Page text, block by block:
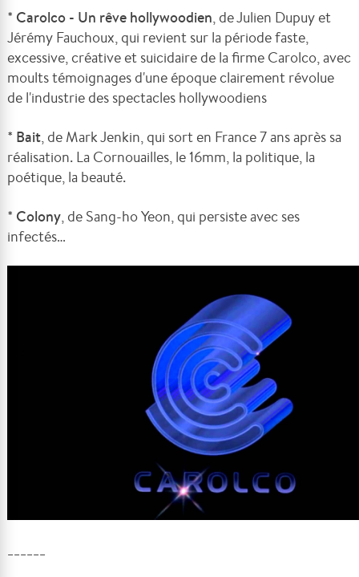
* Carolco - Un rêve hollywoodien, de Julien Dupuy et
Jérémy Fauchoux, qui revient sur la période faste,
excessive, créative et suicidaire de la firme Carolco, avec
moults témoignages d'une époque clairement révolue
de l'industrie des spectacles hollywoodiens
* Bait, de Mark Jenkin, qui sort en France 7 ans après sa
réalisation. La Cornouailles, le 16mm, la politique, la
poétique, la beauté.
* Colony, de Sang-ho Yeon, qui persiste avec ses
infectés…